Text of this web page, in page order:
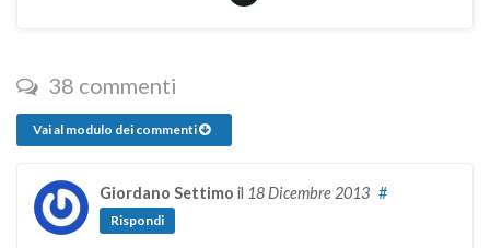
38 commenti
Vai al modulo dei commenti
Giordano Settimo il 18 Dicembre 2013 #
Rispondi